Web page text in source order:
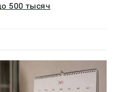
500 тысяч